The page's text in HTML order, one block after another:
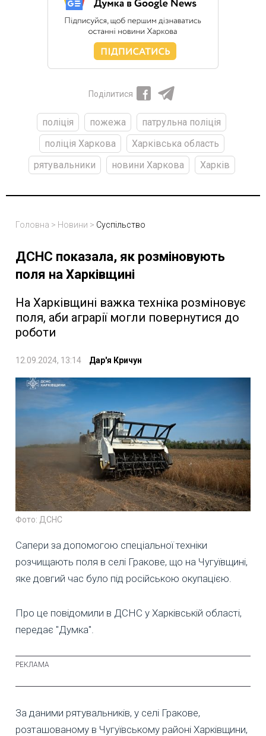
Поділитися
поліція пожежа
патрульна поліція
поліція Харкова
Харківська область
рятувальники
новини Харкова Харків
Головна > Новини > Суспільство
ДСНС показала, як розміновують
поля на Харківщині
На Харківщині важка техніка розміновує
поля, аби аграрії могли повернутися до
роботи
12.09.2024, 13:14 Дар'я Кричун
Фото: ДСНС
Сапери за допомогою спеціальної техніки
розчищають поля в селі Гракове, що на Чугуївщині,
яке довгий час було під російською окупацією.
Про це повідомили в ДСНС у Харківській області,
передає "Думка".
За даними рятувальників, у селі Гракове,
розташованому в Чугуївському районі Харківщини,